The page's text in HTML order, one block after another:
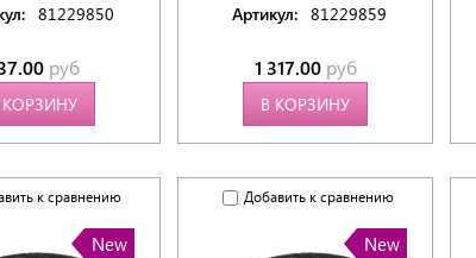
81229850
руб
КОРЗИНУ
Артикул: 81229859
1 317.00 руб
В КОРЗИНУ
к сравнению
New
Добавить к сравнению
New